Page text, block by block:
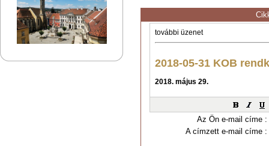
Az Ön e-mail címe :
A címzett e-mail címe :